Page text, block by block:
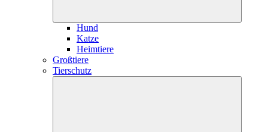
Hund
Katze
Heimtiere
Großtiere
Tierschutz